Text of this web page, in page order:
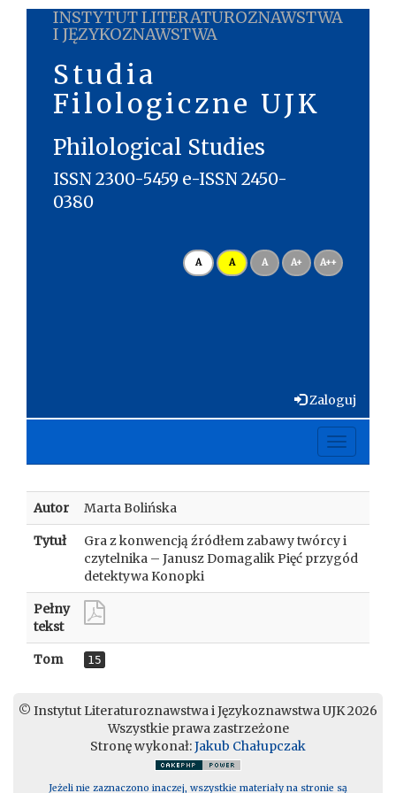
INSTYTUT LITERATUROZNAWSTWA
I JĘZYKOZNAWSTWA
Studia
Filologiczne UJK
Philological Studies
ISSN 2300-5459 e-ISSN 2450-
0380
A A A A+ A++
Zaloguj
Toggle
Autor Marta Bolińska
Tytuł
Gra z konwencją źródłem zabawy twórcy i
czytelnika – Janusz Domagalik Pięć przygód
detektywa Konopki
Pełny
tekst
Tom 15
© Instytut Literaturoznawstwa i Językoznawstwa UJK 2026
Wszystkie prawa zastrzeżone
Stronę wykonał:Jakub Chałupczak
Jeżeli nie zaznaczono inaczej, wszystkie materiały na stronie są